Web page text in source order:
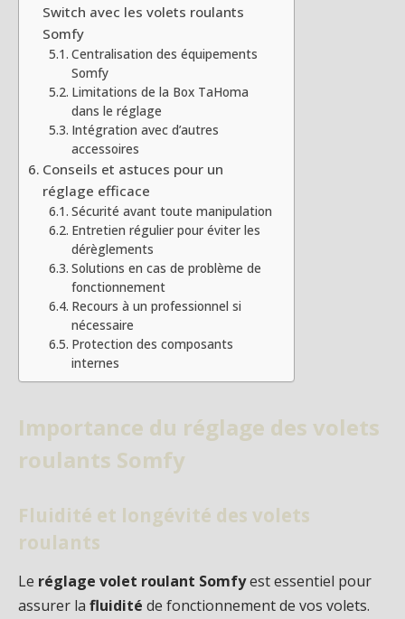
Switch avec les volets roulants
Somfy
Centralisation des équipements
Somfy
Limitations de la Box TaHoma
dans le réglage
Intégration avec d’autres
accessoires
Conseils et astuces pour un
réglage efficace
Sécurité avant toute manipulation
Entretien régulier pour éviter les
dérèglements
Solutions en cas de problème de
fonctionnement
Recours à un professionnel si
nécessaire
Protection des composants
internes
Importance du réglage des volets
roulants Somfy
Fluidité et longévité des volets
roulants
Le réglage volet roulant Somfyest essentiel pour
assurer la fluidité de fonctionnement de vos volets.